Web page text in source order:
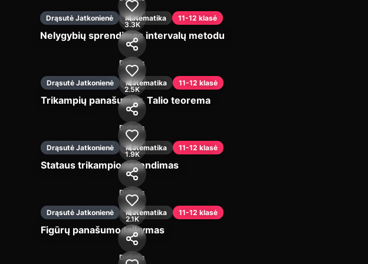
Įjungti
Drąsutė Jatkonienė Matematika 11-12 klasė
Nelygybių sprendimas intervalų metodu
3.3K
Dalintis
Įjungti
Drąsutė Jatkonienė Matematika 11-12 klasė
Trikampių panašumas. Talio teorema
2.5K
Dalintis
Įjungti
Drąsutė Jatkonienė Matematika 11-12 klasė
Stataus trikampio sprendimas
1.9K
Dalintis
Įjungti
Drąsutė Jatkonienė Matematika 11-12 klasė
Figūrų panašumo taikymas
2.1K
Dalintis